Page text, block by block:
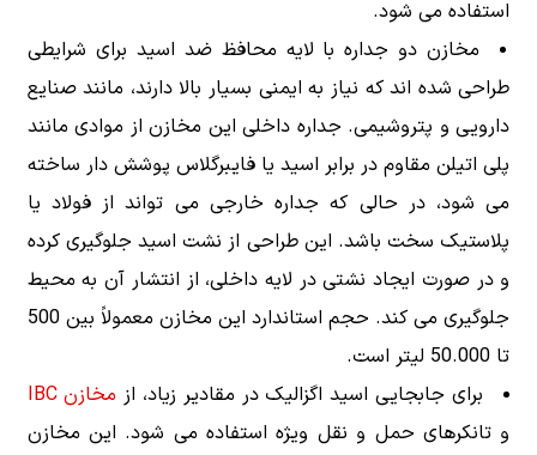
استفاده می شود.
مخازن دو جداره با لایه محافظ ضد اسید برای شرایطی
طراحی شده اند که نیاز به ایمنی بسیار بالا دارند، مانند صنایع
دارویی و پتروشیمی. جداره داخلی این مخازن از موادی مانند
پلی اتیلن مقاوم در برابر اسید یا فایبرگلاس پوشش دار ساخته
می شود، در حالی که جداره خارجی می تواند از فولاد یا
پلاستیک سخت باشد. این طراحی از نشت اسید جلوگیری کرده
و در صورت ایجاد نشتی در لایه داخلی، از انتشار آن به محیط
جلوگیری می کند. حجم استاندارد این مخازن معمولاً بین 500
تا 50.000 لیتر است.
برای جابجایی اسید اگزالیک در مقادیر زیاد، از مخازن IBC
و تانکرهای حمل و نقل ویژه استفاده می شود. این مخازن